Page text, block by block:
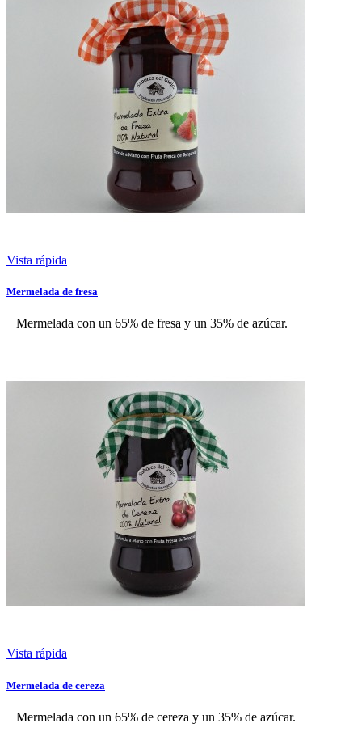
Vista rápida
Mermelada de fresa
Mermelada con un 65% de fresa y un 35% de azúcar.
Vista rápida
Mermelada de cereza
Mermelada con un 65% de cereza y un 35% de azúcar.